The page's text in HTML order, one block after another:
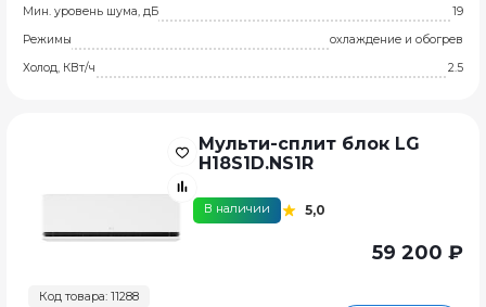
Мин. уровень шума, дБ
19
Режимы
охлаждение и обогрев
Холод, КВт/ч
2.5
Код товара: 11288
Мульти-сплит блок LG
H18S1D.NS1R
В наличии 5,0
59 200 ₽